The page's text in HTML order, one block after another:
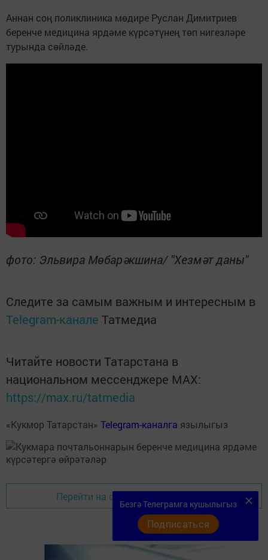
Аннан соң поликлиника мөдире Руслан Димитриев
беренче медицина ярдәме күрсәтүнең төп нигезләре
турында сөйләде.
фото: Эльвира Мөбарәкшина/ "Хезмәт даны"
Следите за самым важным и интересным в
Telegram-канале Татмедиа
Читайте новости Татарстана в
национальном мессенджере MАХ:
https://max.ru/tatmedia
«Кукмор Татарстан» Telegram-каналга язылыгыз
Перейти на страницу новости
Безгә Телеграмга кушылыгыз
Подписаться